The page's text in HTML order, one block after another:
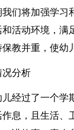
们将加强学习
活动环境，满
教并重，使幼
况分析
儿经过了一个学
息，且生活、